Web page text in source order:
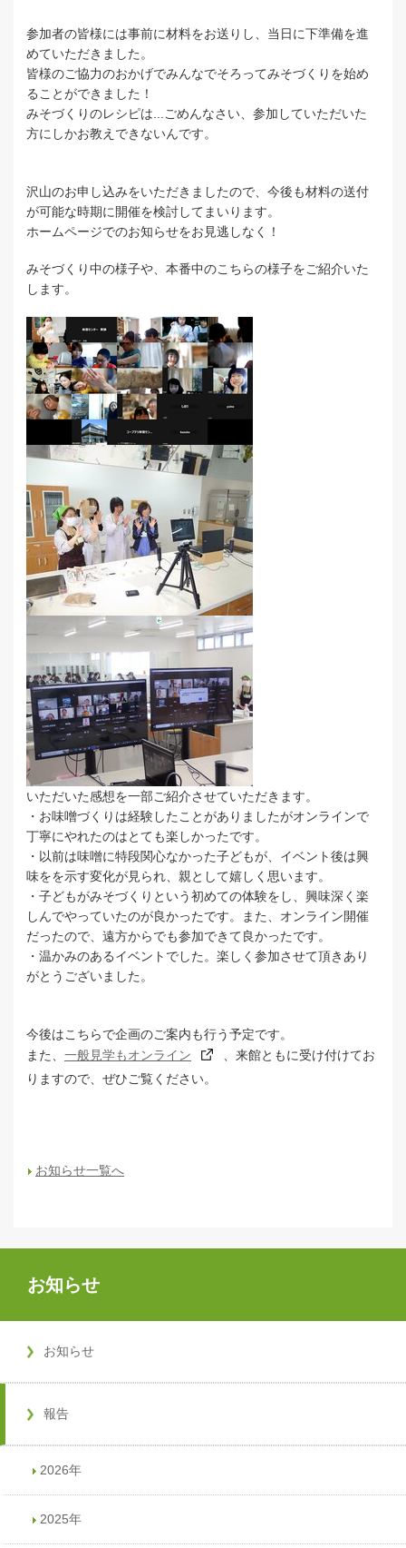
参加者の皆様には事前に材料をお送りし、当日に下準備を進
めていただきました。
皆様のご協力のおかげでみんなでそろってみそづくりを始め
ることができました！
みそづくりのレシピは...ごめんなさい、参加していただいた
方にしかお教えできないんです。
沢山のお申し込みをいただきましたので、今後も材料の送付
が可能な時期に開催を検討してまいります。
ホームページでのお知らせをお見逃しなく！
みそづくり中の様子や、本番中のこちらの様子をご紹介いた
します。
いただいた感想を一部ご紹介させていただきます。
・お味噌づくりは経験したことがありましたがオンラインで
丁寧にやれたのはとても楽しかったです。
・以前は味噌に特段関心なかった子どもが、イベント後は興
味をを示す変化が見られ、親として嬉しく思います。
・子どもがみそづくりという初めての体験をし、興味深く楽
しんでやっていたのが良かったです。また、オンライン開催
だったので、遠方からでも参加できて良かったです。
・温かみのあるイベントでした。楽しく参加させて頂きあり
がとうございました。
今後はこちらで企画のご案内も行う予定です。
また、一般見学もオンライン
、来館ともに受け付けてお
りますので、ぜひご覧ください。
お知らせ一覧へ
お知らせ
お知らせ
報告
2026年
2025年